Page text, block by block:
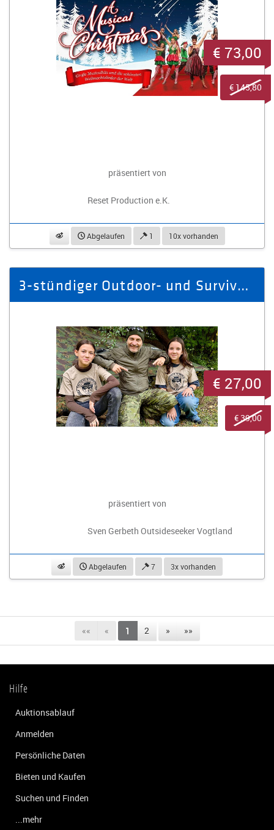
präsentiert von
Reset Production e.K.
beobachtenAbgelaufen 1 10x vorhanden
€ 73,00
€ 145,80
3-stündiger Outdoor- und Survivalkurs
präsentiert von
Sven Gerbeth Outsideseeker Vogtland
beobachtenAbgelaufen 7 3x vorhanden
€ 27,00
€ 39,00
«« « 1 2 » »»
Hilfe
Auktionsablauf
Anmelden
Persönliche Daten
Bieten und Kaufen
Suchen und Finden
...mehr